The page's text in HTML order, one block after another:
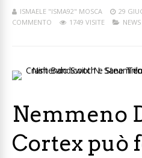
ISMAELE "ISMA92" MOSCA 29
COMMENTO
1749 VISITE NEWS
Nemmeno
Cortex può